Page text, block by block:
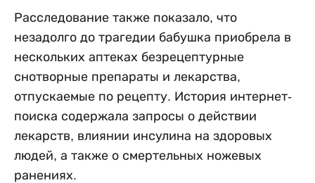
Расследование также показало, что
незадолго до трагедии бабушка приобрела в
нескольких аптеках безрецептурные
снотворные препараты и лекарства,
отпускаемые по рецепту. История интернет-
поиска содержала запросы о действии
лекарств, влиянии инсулина на здоровых
людей, а также о смертельных ножевых
ранениях.